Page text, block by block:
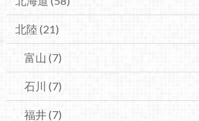
北陸 (21)
富山 (7)
石川 (7)
福井(7)